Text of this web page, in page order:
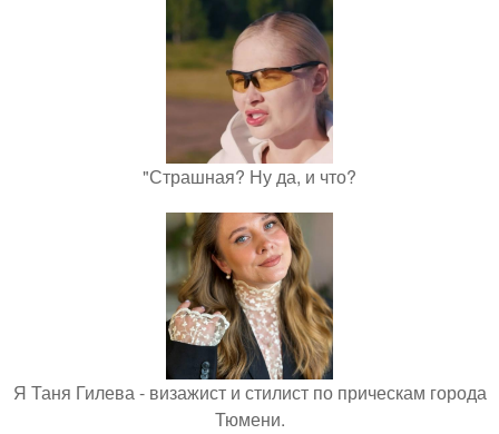
"Страшная? Ну да, и что?
Я Таня Гилева - визажист и стилист по прическам города
Тюмени.